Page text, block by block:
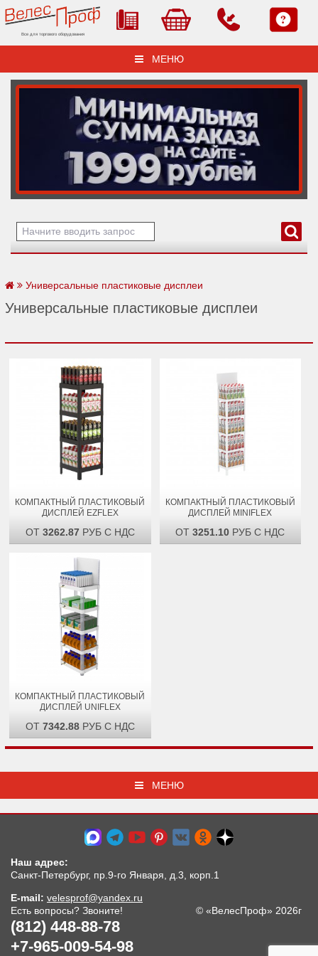
Все для торгового оборудования
МЕНЮ
Универсальные пластиковые дисплеи
Универсальные пластиковые дисплеи
КОМПАКТНЫЙ ПЛАСТИКОВЫЙ
ДИСПЛЕЙ EZFLEX
ОТ 3262.87РУБ С НДС
КОМПАКТНЫЙ ПЛАСТИКОВЫЙ
ДИСПЛЕЙ MINIFLEX
ОТ3251.10 РУБ С НДС
КОМПАКТНЫЙ ПЛАСТИКОВЫЙ
ДИСПЛЕЙ UNIFLEX
ОТ 7342.88РУБ С НДС
МЕНЮ
Наш адрес:
Санкт-Петербург, пр.9-го Января, д.3, корп.1
E-mail: velesprof@yandex.ru
Есть вопросы? Звоните!
(812) 448-88-78
+7-965-009-54-98
© «ВелесПроф» 2026г